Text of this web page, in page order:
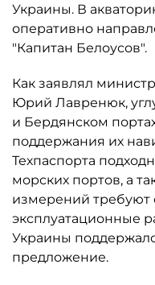
Украины. В
оперативно
"Капитан Белоусов".
Как заявлял
Юрий Лавренюк,
и Бердянском
поддержания их
Техпаспорта
морских портов, а
измерений требуют
эксплуатационные
Украины
предложение.